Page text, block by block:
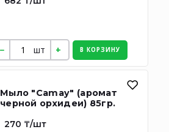
шт В КОРЗИНУ
Мыло "Camay" (аромат
черной орхидеи) 85гр.
270 ₸/шт